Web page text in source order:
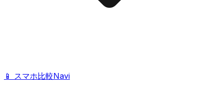
📱 スマホ比較Navi